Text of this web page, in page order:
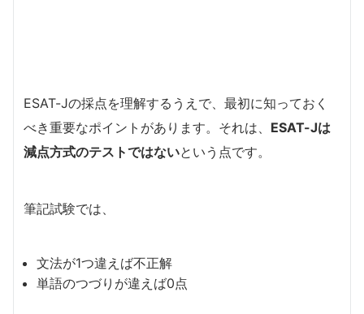
ESAT-Jの採点を理解するうえで、最初に知っておく
べき重要なポイントがあります。それは、 ESAT-Jは
減点方式のテストではないという点です。
筆記試験では、
文法が1つ違えば不正解
単語のつづりが違えば0点